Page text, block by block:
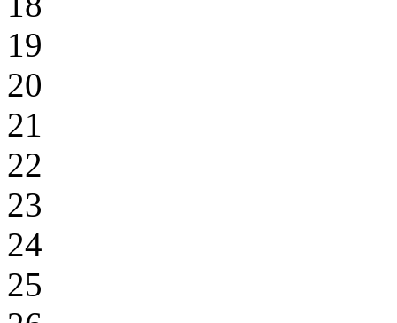
19
20
21
22
23
24
25